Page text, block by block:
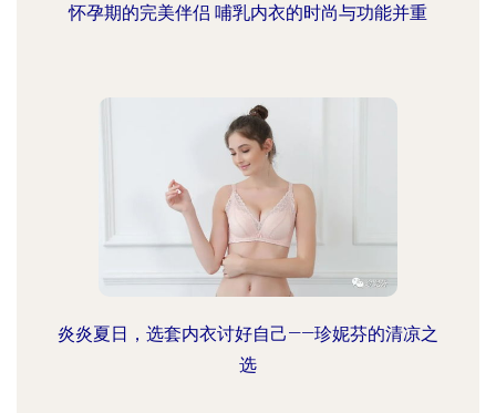
怀孕期的完美伴侣 哺乳内衣的时尚与功能并重
炎炎夏日，选套内衣讨好自己——珍妮芬的清凉之
选